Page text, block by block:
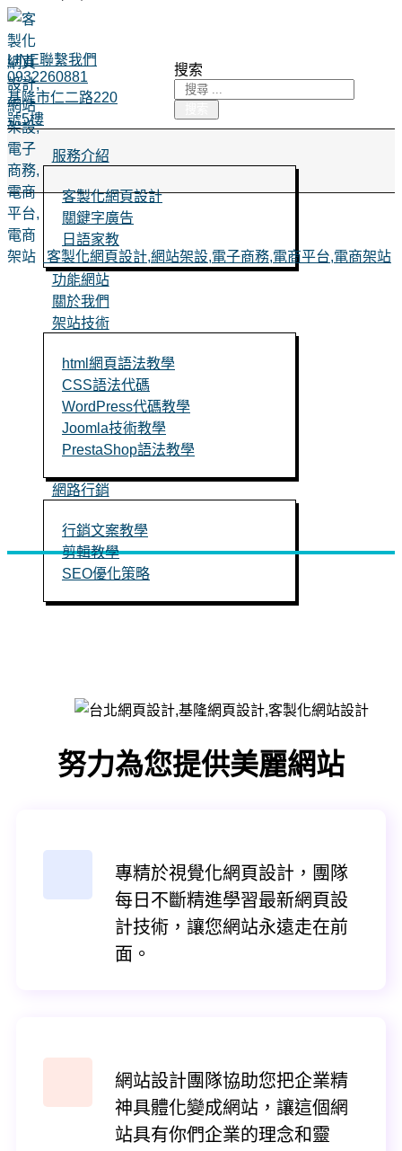
客製化網頁設計,網站架設,電子商務,電商平台,電商架站
LINE聯繫我們
0932260881
基隆市仁二路220
號5樓
搜索
服務介紹
客製化網頁設計
關鍵字廣告
日語家教
功能網站
關於我們
架站技術
html網頁語法教學
CSS語法代碼
WordPress代碼教學
Joomla技術教學
PrestaShop語法教學
網路行銷
行銷文案教學
剪輯教學
SEO優化策略
努力為您提供美麗網站
專精於視覺化網頁設計，團隊
每日不斷精進學習最新網頁設
計技術，讓您網站永遠走在前
面。
網站設計團隊協助您把企業精
神具體化變成網站，讓這個網
站具有你們企業的理念和靈